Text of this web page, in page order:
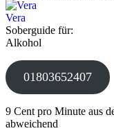
Vera
Soberguide für:
Alkohol
01803652407
9 Cent pro Minute aus
abweichend